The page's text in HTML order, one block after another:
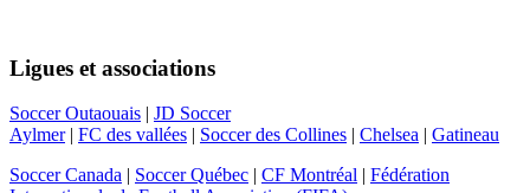
Ligues et associations
Soccer Outaouais
JD Soccer
Aylmer| FC des vallées Soccer des Collines Chelsea
Gatineau
Soccer Canada
Soccer Québec CF Montréal
Fédération